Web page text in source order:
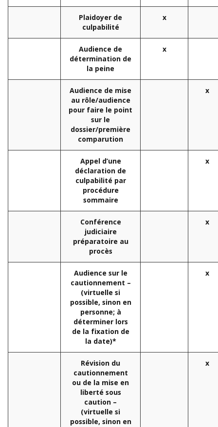
Plaidoyer de
culpabilité
x
Audience de
détermination de
la peine
x
Audience de mise
au rôle/audience
pour faire le point
sur le
dossier/première
comparution
x
Appel d’une
déclaration de
culpabilité par
procédure
sommaire
x
Conférence
judiciaire
préparatoire au
procès
x
Audience sur le
cautionnement –
(virtuelle si
possible, sinon en
personne; à
déterminer lors
de la fixation de
la date)*
x
Révision du
cautionnement
ou de la mise en
liberté sous
caution –
(virtuelle si
possible, sinon en
x